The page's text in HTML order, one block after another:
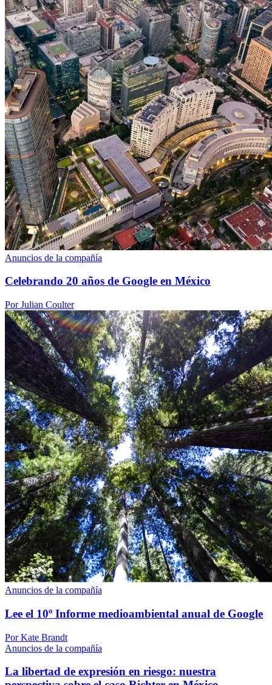
Anuncios de la compañía
Celebrando 20 años de Google en México
Por Julian Coulter
Anuncios de la compañía
Lee el 10º Informe medioambiental anual de Google
Por Kate Brandt
Anuncios de la compañía
La libertad de expresión en riesgo: nuestra